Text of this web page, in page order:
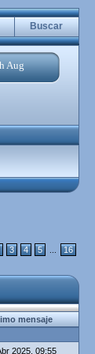
Buscar
Aug
3 4 5 16
mensaje
2025, 09:55